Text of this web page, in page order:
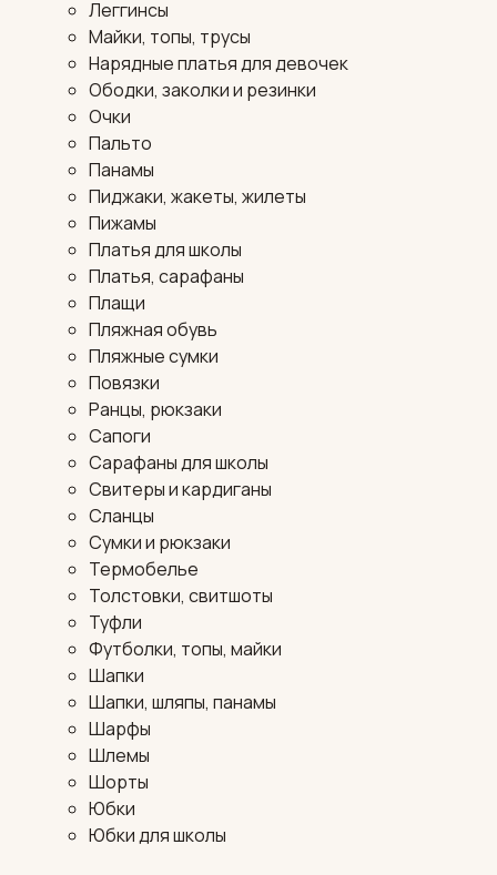
Леггинсы
Майки, топы, трусы
Нарядные платья для девочек
Ободки, заколки и резинки
Очки
Пальто
Панамы
Пиджаки, жакеты, жилеты
Пижамы
Платья для школы
Платья, сарафаны
Плащи
Пляжная обувь
Пляжные сумки
Повязки
Ранцы, рюкзаки
Сапоги
Сарафаны для школы
Свитеры и кардиганы
Сланцы
Сумки и рюкзаки
Термобелье
Толстовки, свитшоты
Туфли
Футболки, топы, майки
Шапки
Шапки, шляпы, панамы
Шарфы
Шлемы
Шорты
Юбки
Юбки для школы